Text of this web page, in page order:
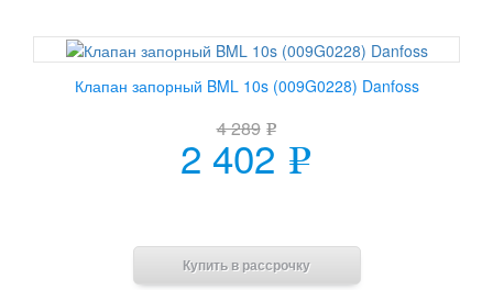
Клапан запорный BML 10s (009G0228) Danfoss
4 289 e
2 402 e
Купить в рассрочку